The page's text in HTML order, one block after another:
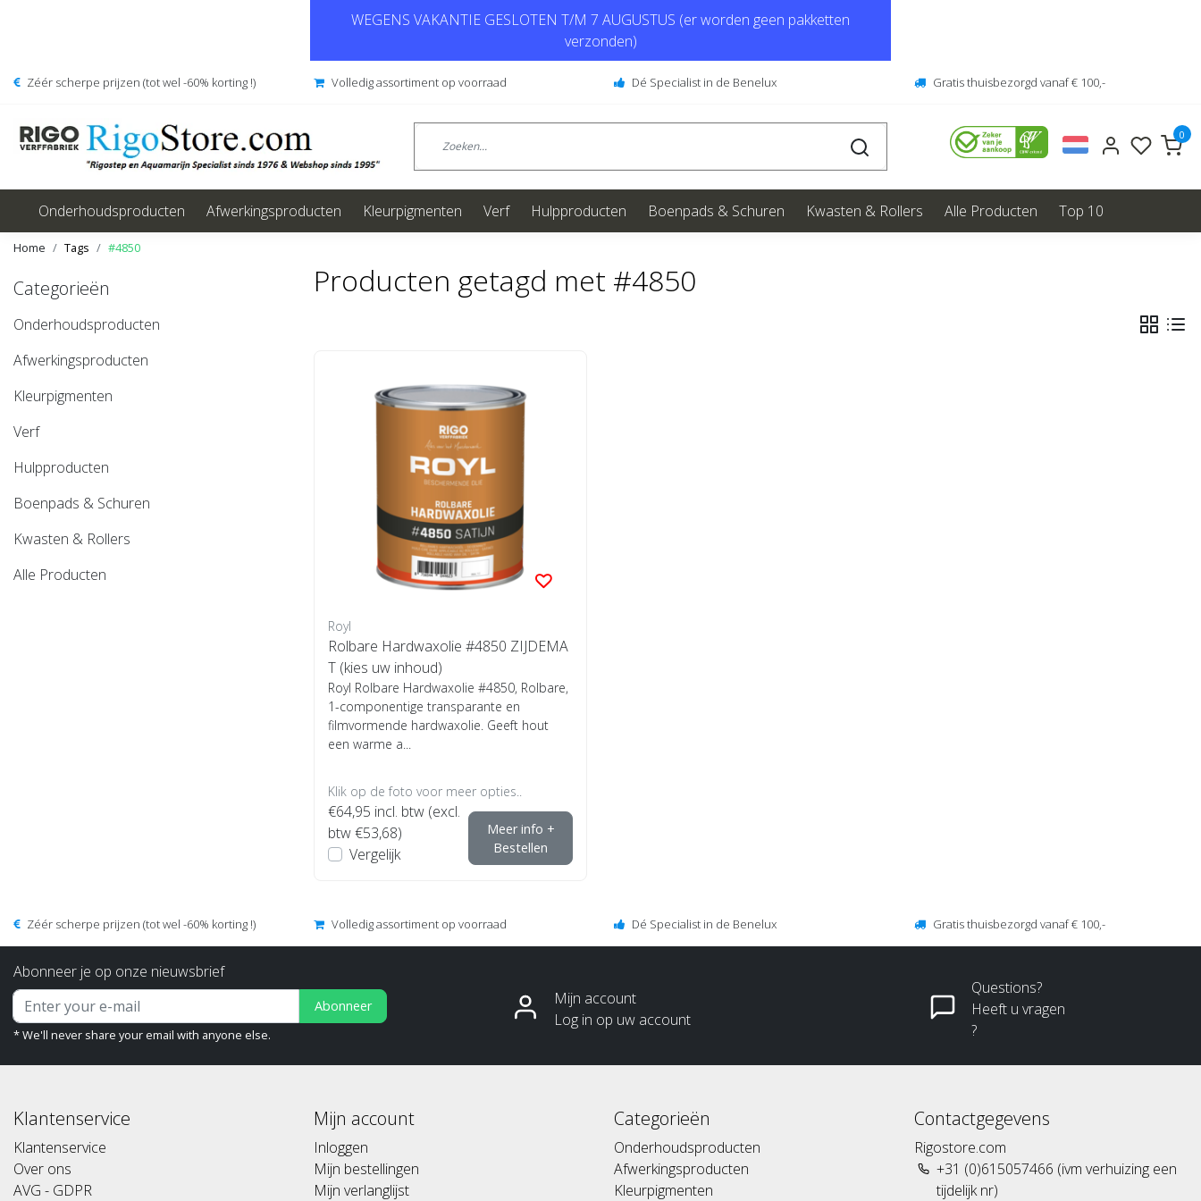
WEGENS VAKANTIE GESLOTEN T/M 7 AUGUSTUS (er worden geen pakketten
verzonden)
Zéér scherpe prijzen (tot wel -60% korting !) Volledig assortiment op voorraad Dé Specialist in de Benelux Gratis thuisbezorgd vanaf € 100,-
0
Onderhoudsproducten Afwerkingsproducten Kleurpigmenten Verf Hulpproducten Boenpads & Schuren Kwasten & Rollers Alle Producten Top 10
Home Tags #4850
Categorieën
Onderhoudsproducten
Afwerkingsproducten
Kleurpigmenten
Verf
Hulpproducten
Boenpads & Schuren
Kwasten & Rollers
Alle Producten
Producten getagd met #4850
Royl
Rolbare Hardwaxolie #4850 ZIJDEMA
T (kies uw inhoud)
Royl Rolbare Hardwaxolie #4850, Rolbare,
1-componentige transparante en
filmvormende hardwaxolie. Geeft hout
een warme a...
Klik op de foto voor meer opties..
€64,95 incl. btw (excl.
btw €53,68)
Vergelijk
Meer info +
Bestellen
Zéér scherpe prijzen (tot wel -60% korting !) Volledig assortiment op voorraad Dé Specialist in de Benelux Gratis thuisbezorgd vanaf € 100,-
Abonneer je op onze nieuwsbrief
Abonneer
* We'll never share your email with anyone else.
Mijn account
Log in op uw account
Questions?
Heeft u vragen
?
Klantenservice
Klantenservice
Over ons
AVG - GDPR
Mijn account
Inloggen
Mijn bestellingen
Mijn verlanglijst
Categorieën
Onderhoudsproducten
Afwerkingsproducten
Kleurpigmenten
Contactgegevens
Rigostore.com
+31 (0)615057466 (ivm verhuizing een
tijdelijk nr)